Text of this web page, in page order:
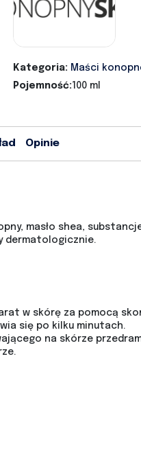
Kategoria: Maści
Pojemność:100 ml
Opinie
masło shea,
dermatologicznie.
w skórę za pomocą
się po kilku minutach.
na skórze